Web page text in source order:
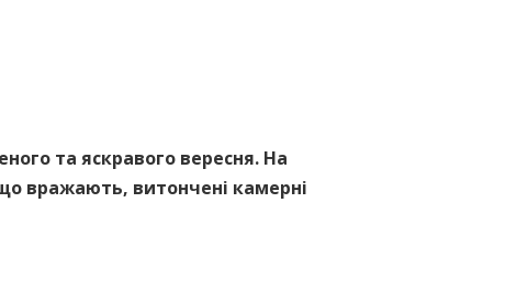
та яскравого вересня. На
вражають, витончені камерні